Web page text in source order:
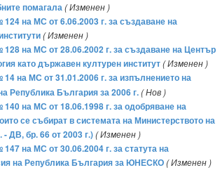
помагала( Изменен )
на МС от 6.06.2003 г. за създаване на
( Изменен )
на МС от 28.06.2002 г. за създаване на Център
като държавен културен институт( Изменен )
на МС от 31.01.2006 г. за изпълнението на
Република България за 2006 г.( Нов )
на МС от 18.06.1998 г. за одобряване на
се събират в системата на Министерството на
- ДВ, бр. 66 от 2003 г.)( Изменен )
на МС от 30.06.2004 г. за статута на
на Република България за ЮНЕСКО( Изменен )